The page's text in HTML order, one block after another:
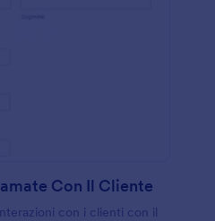
Con Il Cliente
con i clienti con il